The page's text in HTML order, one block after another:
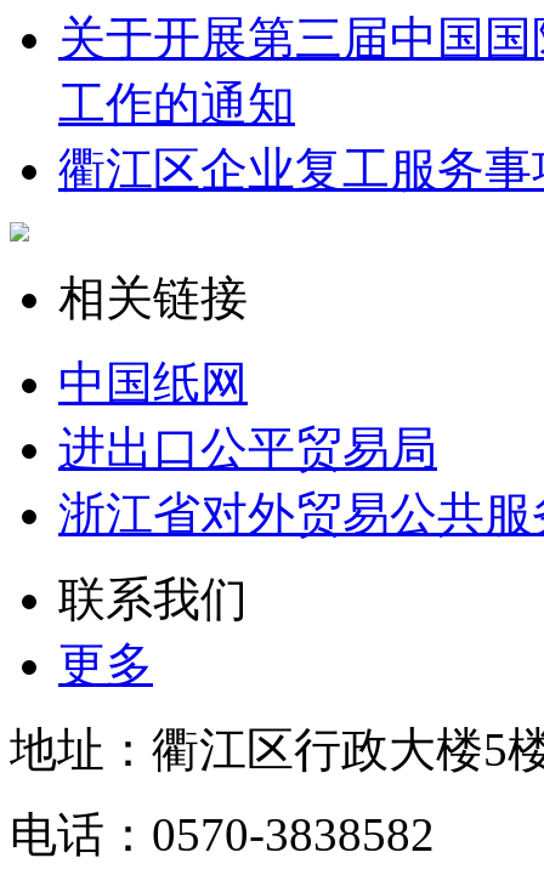
关于开展第三届中国
工作的通知
衢江区企业复工服务
相关链接
中国纸网
进出口公平贸易局
浙江省对外贸易公共
联系我们
更多
地址：衢江区行政大楼5
电话：0570-3838582